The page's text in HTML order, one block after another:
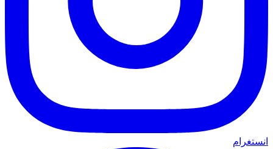
انستغرام